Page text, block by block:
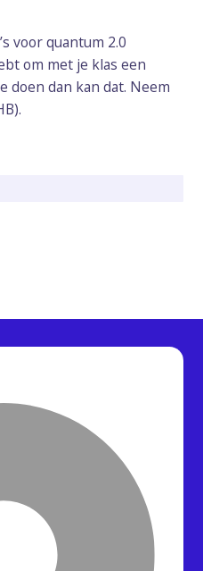
voor quantum 2.0
om met je klas een
doen dan kan dat. Neem